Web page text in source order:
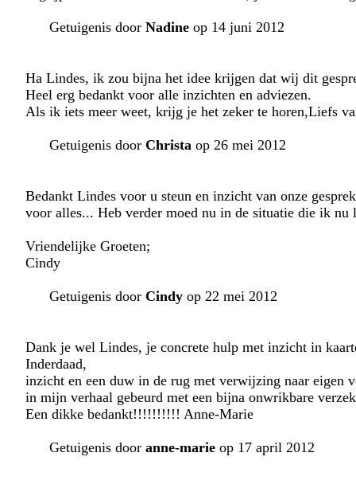
Getuigenis door Nadine op 14 juni 2012
Ha Lindes, ik zou bijna het idee krijgen dat wij dit
Heel erg bedankt voor alle inzichten en adviezen.
Als ik iets meer weet, krijg je het zeker te horen,Liefs
Getuigenis door Christa op 26 mei 2012
Bedankt Lindes voor u steun en inzicht van onze
voor alles... Heb verder moed nu in de situatie die ik nu
Vriendelijke Groeten;
Cindy
Getuigenis door Cindy op 22 mei 2012
Dank je wel Lindes, je concrete hulp met inzicht in
Inderdaad,
inzicht en een duw in de rug met verwijzing naar eigen
in mijn verhaal gebeurd met een bijna onwrikbare
Een dikke bedankt!!!!!!!!!! Anne-Marie
Getuigenis door anne-marie op 17 april 2012